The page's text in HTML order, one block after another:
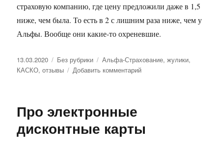
страховую компанию, где цену предложили даже в 1,5
ниже, чем была. То есть в 2 с лишним раза ниже, чем у
Альфы. Вообще они какие-то охреневшие.
Опубликовано
13.03.2020 Рубрики
Без рубрики Метки
Альфа-Страхование,жулики,
КАСКО,отзывы Добавить комментарий
Про электронные
дисконтные карты